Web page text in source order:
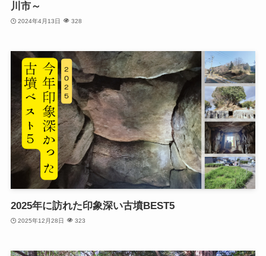
川市～
2024年4月13日 328
2025年に訪れた印象深い古墳BEST5
2025年12月28日 323